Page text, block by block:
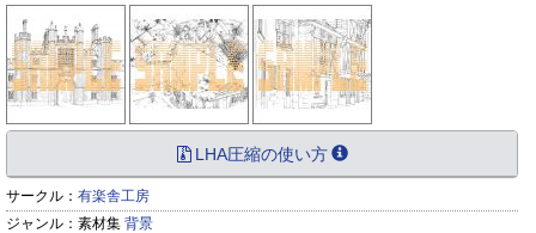
LHA圧縮の使い方
サークル： 有楽舎工房
ジャンル： 素材集 背景